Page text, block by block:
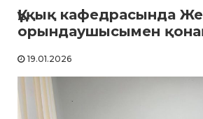
Құқық кафедрасында
орындаушысымен
19.01.2026